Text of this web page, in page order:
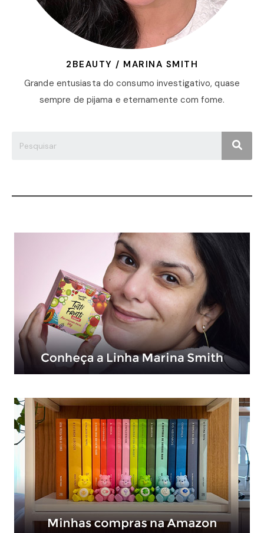
2BEAUTY / MARINA SMITH
Grande entusiasta do consumo investigativo, quase
sempre de pijama e eternamente com fome.